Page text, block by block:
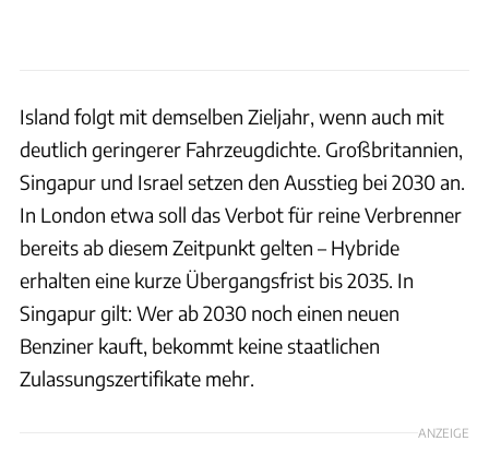
Island folgt mit demselben Zieljahr, wenn auch mit
deutlich geringerer Fahrzeugdichte. Großbritannien,
Singapur und Israel setzen den Ausstieg bei 2030 an.
In London etwa soll das Verbot für reine Verbrenner
bereits ab diesem Zeitpunkt gelten – Hybride
erhalten eine kurze Übergangsfrist bis 2035. In
Singapur gilt: Wer ab 2030 noch einen neuen
Benziner kauft, bekommt keine staatlichen
Zulassungszertifikate mehr.
ANZEIGE